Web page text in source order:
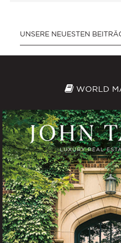
UNSERE NEUESTEN
WORLD